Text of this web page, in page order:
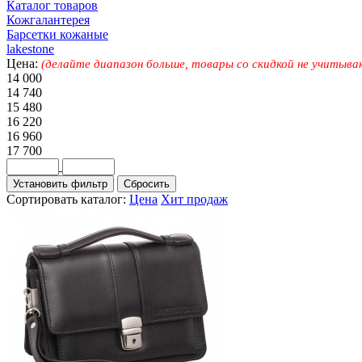
Каталог товаров
Кожгалантерея
Барсетки кожаные
lakestone
Цена: (делайте диапазон больше, товары со скидкой не
14 000
14 740
15 480
16 220
16 960
17 700
Сортировать каталог: Цена Хит продаж